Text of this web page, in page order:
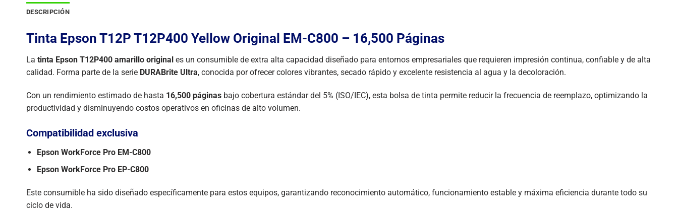
DESCRIPCIÓN
Tinta Epson T12P T12P400 Yellow Original EM-C800 – 16,500 Páginas
La tinta Epson T12P400 amarillo original es un consumible de extra alta capacidad diseñado para entornos empresariales que requieren impresión continua, confiable y de alta
calidad. Forma parte de la serie DURABrite Ultra, conocida por ofrecer colores vibrantes, secado rápido y excelente resistencia al agua y la decoloración.
Con un rendimiento estimado de hasta 16,500 páginas bajo cobertura estándar del 5% (ISO/IEC), esta bolsa de tinta permite reducir la frecuencia de reemplazo, optimizando la
productividad y disminuyendo costos operativos en oficinas de alto volumen.
Compatibilidad exclusiva
Epson WorkForce Pro EM-C800
Epson WorkForce Pro EP-C800
Este consumible ha sido diseñado específicamente para estos equipos, garantizando reconocimiento automático, funcionamiento estable y máxima eficiencia durante todo su
ciclo de vida.